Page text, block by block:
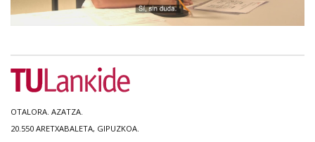
OTALORA. AZATZA.
20.550 ARETXABALETA, GIPUZKOA.